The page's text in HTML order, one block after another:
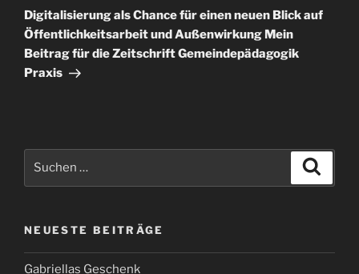
Beitrag
Digitalisierung als Chance für einen neuen Blick auf
Öffentlichkeitsarbeit und Außenwirkung Mein
Beitrag für die Zeitschrift Gemeindepädagogik
Praxis
NEUESTE BEITRÄGE
Gabriellas Geschenk